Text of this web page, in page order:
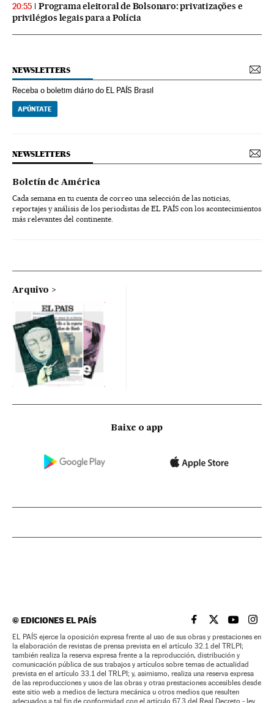
20:55
Programa eleitoral de Bolsonaro: privatizações e
privilégios legais para a Polícia
NEWSLETTERS
Receba o boletim diário do EL PAÍS Brasil
APÚNTATE
NEWSLETTERS
Boletín de América
Cada semana en tu cuenta de correo una selección de las noticias,
reportajes y análisis de los periodistas de EL PAÍS con los acontecimientos
más relevantes del continente.
Arquivo
Baixe o app
©EDICIONES EL PAÍS EL PAÍS BRASIL EN
EL PAÍSEL PAÍS
EL
EL PAÍS ejerce la oposición expresa frente al uso de sus obras y prestaciones en
la elaboración de revistas de prensa prevista en el artículo 32.1 del TRLPI;
también realiza la reserva expresa frente a la reproducción, distribución y
comunicación pública de sus trabajos y artículos sobre temas de actualidad
prevista en el artículo 33.1 del TRLPI; y, asimismo, realiza una reserva expresa
de las reproducciones y usos de las obras y otras prestaciones accesibles desde
este sitio web a medios de lectura mecánica u otros medios que resulten
adecuados a tal fin de conformidad con el artículo 67.3 del Real Decreto - ley